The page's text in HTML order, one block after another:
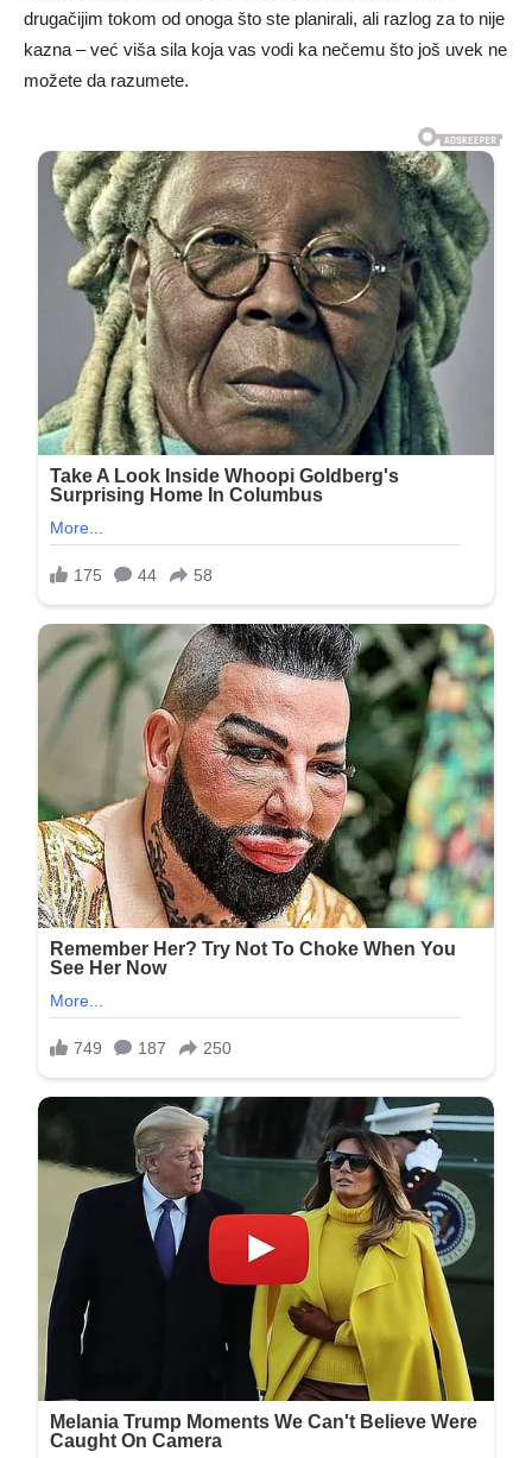
drugačijim tokom od onoga što ste planirali, ali razlog za to nije
kazna – već viša sila koja vas vodi ka nečemu što još uvek ne
možete da razumete.